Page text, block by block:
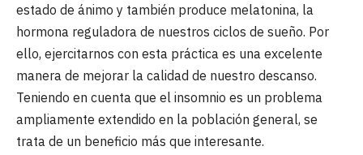
estado de ánimo y también produce melatonina, la
hormona reguladora de nuestros ciclos de sueño. Por
ello, ejercitarnos con esta práctica es una excelente
manera de mejorar la calidad de nuestro descanso.
Teniendo en cuenta que el insomnio es un problema
ampliamente extendido en la población general, se
trata de un beneficio más que interesante.